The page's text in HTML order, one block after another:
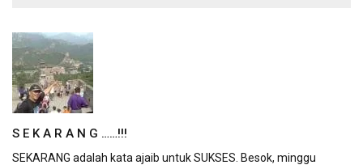
S E K A R A N G ……!!!
SEKARANG adalah kata ajaib untuk SUKSES. Besok, minggu